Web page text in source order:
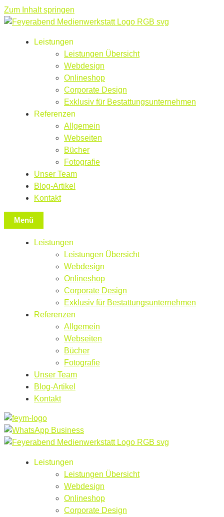
Zum Inhalt springen
Leistungen
Leistungen Übersicht
Webdesign
Onlineshop
Corporate Design
Exklusiv für Bestattungsunternehmen
Referenzen
Allgemein
Webseiten
Bücher
Fotografie
Unser Team
Blog-Artikel
Kontakt
Menü
Leistungen
Leistungen Übersicht
Webdesign
Onlineshop
Corporate Design
Exklusiv für Bestattungsunternehmen
Referenzen
Allgemein
Webseiten
Bücher
Fotografie
Unser Team
Blog-Artikel
Kontakt
Leistungen
Leistungen Übersicht
Webdesign
Onlineshop
Corporate Design